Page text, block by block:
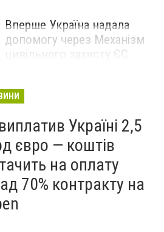
Вперше Україна надала
допомогу через Механізм
цивільного захисту ЄС
Україні 2,5
євро — коштів
на оплату
70% контракту на